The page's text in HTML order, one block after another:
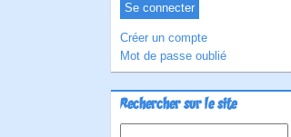
Créer un compte
Mot de passe oublié
Rechercher sur le site